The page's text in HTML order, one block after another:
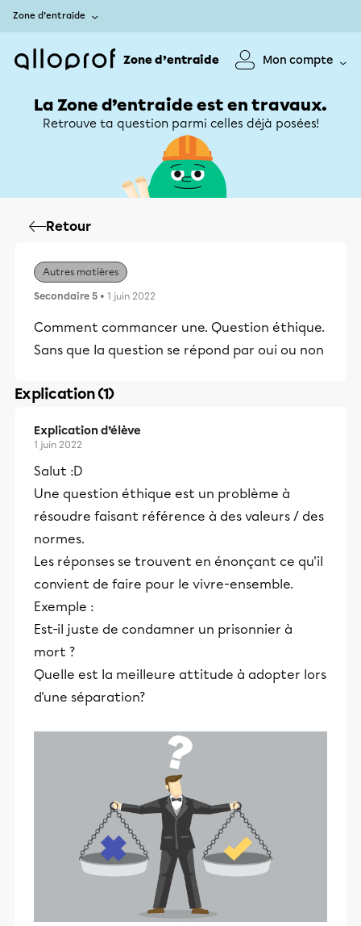
Zone d’entraide
Zone d’entraide Mon compte
La Zone d’entraide est en travaux.
Retrouve ta question parmi celles déjà posées!
Retour
Autres matières
Secondaire 5 • 1 juin 2022
Comment commancer une. Question éthique.
Sans que la question se répond par oui ou non
Explication (1)
Explication d’élève
1 juin 2022
Salut :D
Une question éthique est un problème à
résoudre faisant référence à des valeurs / des
normes.
Les réponses se trouvent en énonçant ce qu'il
convient de faire pour le vivre-ensemble.
Exemple :
Est-il juste de condamner un prisonnier à
mort ?
Quelle est la meilleure attitude à adopter lors
d'une séparation?